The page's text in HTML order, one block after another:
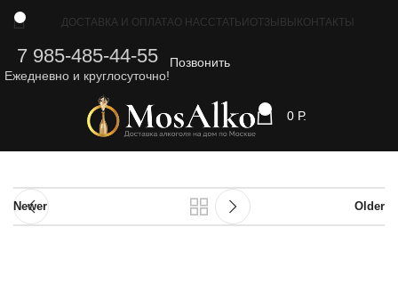
ДОСТАВКА И ОПЛАТАО НАССТАТЬИ ОТЗЫВЫ КОНТАКТЫ
7 985-485-44-55
Ежедневно и круглосуточно!
Позвонить
0 Р.
Newer Older